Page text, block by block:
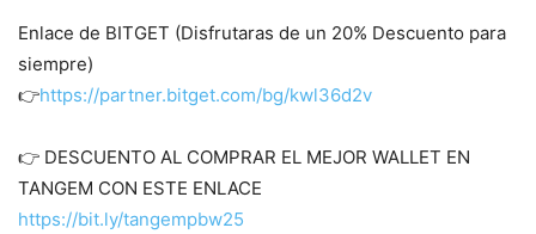
Enlace de BITGET (Disfrutaras de un 20% Descuento para
siempre)
👉https://partner.bitget.com/bg/kwl36d2v
👉 DESCUENTO AL COMPRAR EL MEJOR WALLET EN
TANGEM CON ESTE ENLACE
https://bit.ly/tangempbw25